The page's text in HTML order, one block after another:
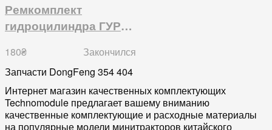
Ремкомплект
гидроцилиндра ГУР
шток 25мм
180₴
Закончился
Запчасти DongFeng 354 404
Интернет магазин качественных комплектующих
Technomodule предлагает вашему вниманию
качественные комплектующие и расходные материалы
на популярные модели минитракторов китайского